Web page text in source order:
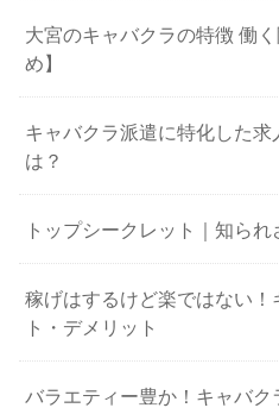
大宮のキャバクラの特徴 働
め】
キャバクラ派遣に特化した
は？
トップシークレット｜知ら
稼げはするけど楽ではない！
ト・デメリット
バラエティー豊か！キャバク